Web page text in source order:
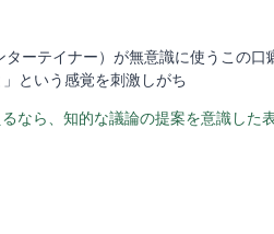
ターテイナー）が無意識に使うこの
という感覚を刺激しがち
なら、知的な議論の提案を意識した